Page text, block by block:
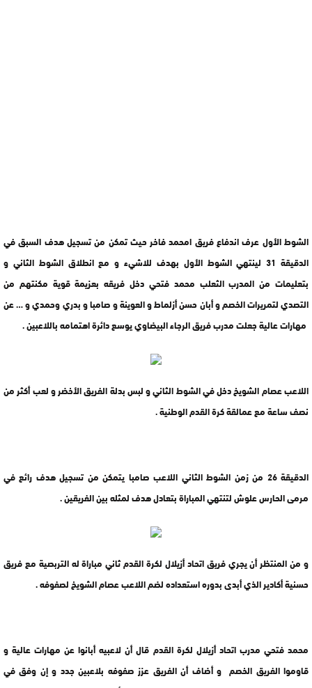
الشوط الأول عرف اندفاع فريق امحمد فاخر حيث تمكن من تسجيل هدف السبق في
الدقيقة 31 لينتهي الشوط الأول بهدف للاشيء و مع انطلاق الشوط الثاني و
بتعليمات من المدرب الثعلب محمد فتحي دخل فريقه بعزيمة قوية مكنتهم من
التصدي لتمريرات الخصم و أبان حسن أزلماط و العوينة و صامبا و بدري وحمدي و … عن
مهارات عالية جعلت مدرب فريق الرجاء البيضاوي يوسع دائرة اهتمامه باللاعبين .
اللاعب عصام الشويخ دخل في الشوط الثاني و لبس بدلة الفريق الأخضر و لعب أكثر من
نصف ساعة مع عمالقة كرة القدم الوطنية .
الدقيقة 26 من زمن الشوط الثاني اللاعب صامبا يتمكن من تسجيل هدف رائع في
مرمى الحارس علوش لتنتهي المباراة بتعادل هدف لمثله بين الفريقين .
و من المنتظر أن يجري فريق اتحاد أزيلال لكرة القدم ثاني مباراة له التربصية مع فريق
حسنية أكادير الذي أبدى بدوره استعداده لضم اللاعب عصام الشويخ لصفوفه .
محمد فتحي مدرب اتحاد أزيلال لكرة القدم قال أن لاعبيه أبانوا عن مهارات عالية و
قاوموا الفريق الخصم و أضاف أن الفريق عزز صفوفه بلاعبين جدد و إن وفق في